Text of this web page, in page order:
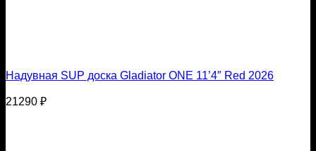
Надувная SUP доска Gladiator ONE 11’4″ Red 2026
21290 ₽